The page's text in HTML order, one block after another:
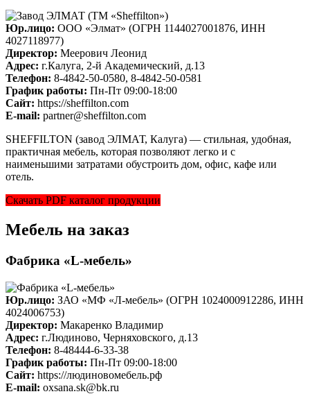
Юр.лицо: ООО «Элмат» (ОГРН 1144027001876, ИНН
4027118977)
Директор: Меерович Леонид
Адрес: г.Калуга, 2-й Академический, д.13
Телефон: 8-4842-50-0580, 8-4842-50-0581
График работы: Пн-Пт 09:00-18:00
Cайт: https://sheffilton.com
E-mail: partner@sheffilton.com
SHEFFILTON (завод ЭЛМАТ, Калуга) — стильная, удобная,
практичная мебель, которая позволяют легко и с
наименьшими затратами обустроить дом, офис, кафе или
отель.
Скачать PDF каталог продукции
Мебель на заказ
Фабрика «L-мебель»
Юр.лицо: ЗАО «МФ «Л-мебель» (ОГРН 1024000912286, ИНН
4024006753)
Директор: Макаренко Владимир
Адрес: г.Людиново, Черняховского, д.13
Телефон: 8-48444-6-33-38
График работы: Пн-Пт 09:00-18:00
Cайт: https://людиновомебель.рф
E-mail: oxsana.sk@bk.ru